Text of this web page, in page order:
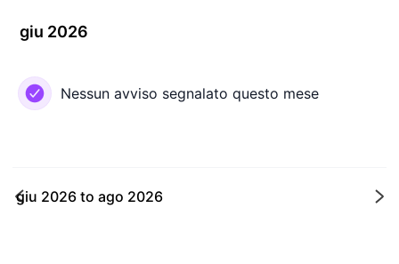
giu 2026
Nessun avviso segnalato questo mese
giu 2026 to ago 2026